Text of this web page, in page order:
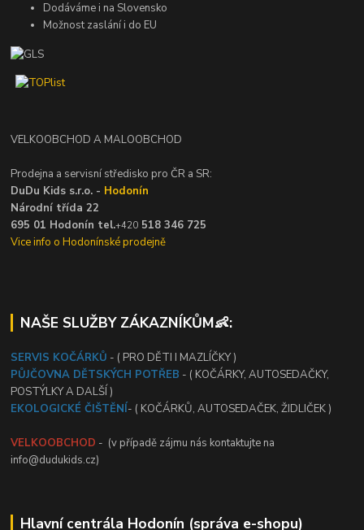
Dodáváme i na Slovensko
Možnost zaslání i do EU
VELKOOBCHOD A MALOOBCHOD
Prodejna a servisní středisko pro ČR a SR:
DuDu Kids s.r.o. - Hodonín
Národní třída 22
695 01 Hodonín tel.+420 518 346 725
Vice info o Hodonínské prodejně
NAŠE SLUŽBY ZÁKAZNÍKŮM👶:
SERVIS KOČÁRKŮ - ( PRO DĚTI I MAZLÍČKY )
PŮJČOVNA DĚTSKÝCH POTŘEB - ( KOČÁRKY, AUTOSEDAČKY,
POSTÝLKY A DALŠÍ )
EKOLOGICKÉ ČIŠTĚNÍ- ( KOČÁRKŮ, AUTOSEDAČEK, ŽIDLIČEK )
VELKOOBCHOD - (v případě zájmu nás kontaktujte na
info@dudukids.cz)
Hlavní centrála Hodonín (správa e-shopu)